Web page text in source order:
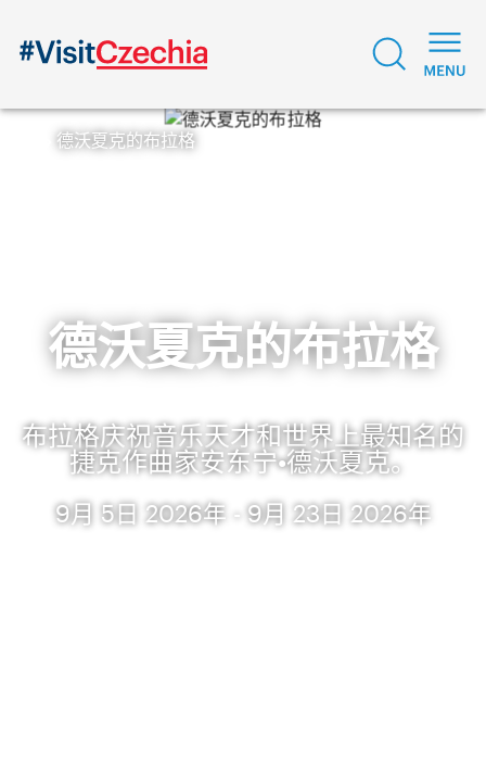
德沃夏克的布拉格
德沃夏克的布拉格
布拉格庆祝音乐天才和世界上最知名的
捷克作曲家安东宁•德沃夏克。
9月 5日 2026年 - 9月 23日 2026年